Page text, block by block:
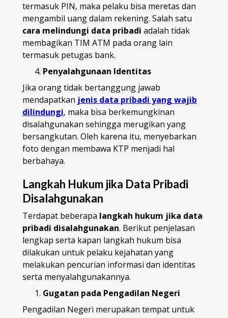
termasuk PIN, maka pelaku bisa meretas dan
mengambil uang dalam rekening. Salah satu
cara melindungi data pribadi adalah tidak
membagikan TIM ATM pada orang lain
termasuk petugas bank.
Penyalahgunaan Identitas
Jika orang tidak bertanggung jawab
mendapatkan jenis data pribadi yang wajib
dilindungi, maka bisa berkemungkinan
disalahgunakan sehingga merugikan yang
bersangkutan. Oleh karena itu, menyebarkan
foto dengan membawa KTP menjadi hal
berbahaya.
Langkah Hukum jika Data Pribadi
Disalahgunakan
Terdapat beberapa langkah hukum jika data
pribadi disalahgunakan. Berikut penjelasan
lengkap serta kapan langkah hukum bisa
dilakukan untuk pelaku kejahatan yang
melakukan pencurian informasi dan identitas
serta menyalahgunakannya.
Gugatan pada Pengadilan Negeri
Pengadilan Negeri merupakan tempat untuk